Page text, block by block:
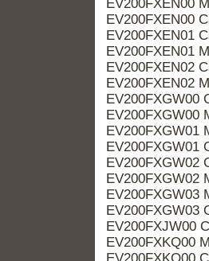
EV200FXEN00
EV200FXEN00
EV200FXEN01
EV200FXEN01
EV200FXEN02
EV200FXEN02
EV200FXGW00
EV200FXGW00
EV200FXGW01
EV200FXGW01
EV200FXGW02
EV200FXGW02
EV200FXGW03
EV200FXGW03
EV200FXJW00
EV200FXKQ00
EV200FXKQ00